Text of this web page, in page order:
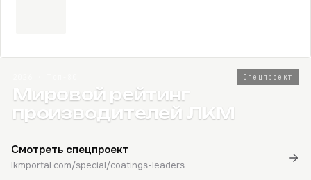
Спецпроект
Мировой рейтинг
производителей ЛКМ
Смотреть спецпроект
lkmportal.com/special/coatings-leaders